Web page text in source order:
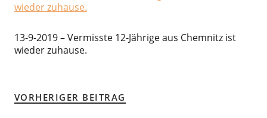
13-9-2019 – Vermisste 12-Jährige aus Chemnitz ist
wieder zuhause.
VORHERIGER BEITRAG